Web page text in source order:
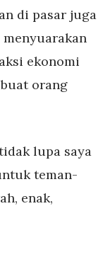
di pasar juga
ekonomi
orang
lupa saya
teman-
enak,